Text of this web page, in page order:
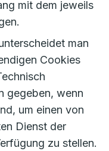
mit dem jeweils
man
Cookies
gegeben, wenn
um einen von
Dienst der
zu stellen.